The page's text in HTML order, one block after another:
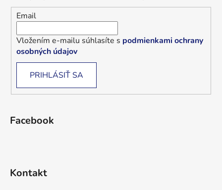
Email
Vložením e-mailu súhlasíte s podmienkami ochrany
osobných údajov
PRIHLÁSIŤ SA
Facebook
Kontakt